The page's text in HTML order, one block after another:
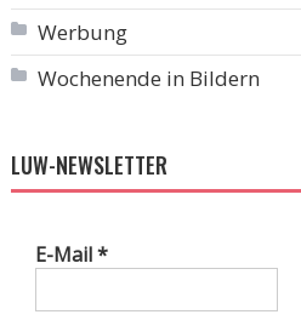
Werbung
Wochenende in Bildern
LUW-NEWSLETTER
E-Mail*